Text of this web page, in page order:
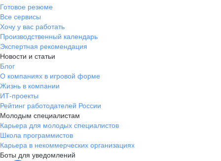
Готовое резюме
Все сервисы
Хочу у вас работать
Производственный календарь
Экспертная рекомендация
Новости и статьи
Блог
О компаниях в игровой форме
Жизнь в компании
ИТ-проекты
Рейтинг работодателей России
Молодым специалистам
Карьера для молодых специалистов
Школа программистов
Карьера в некоммерческих организациях
Боты для уведомлений